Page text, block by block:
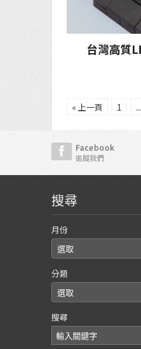
台灣高質
« 上一頁 1 ...
Facebook
追蹤我們
搜尋
月份
分類
搜尋